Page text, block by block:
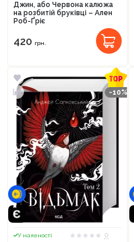
Джин, або Червона калюжа
на розбитій бруківці – Ален
Роб-Ґріє
420 грн.
-10%
У наявності
0